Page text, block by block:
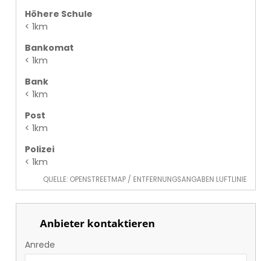
Höhere Schule
< 1km
Bankomat
< 1km
Bank
< 1km
Post
< 1km
Polizei
< 1km
QUELLE: OPENSTREETMAP / ENTFERNUNGSANGABEN LUFTLINIE
Anbieter kontaktieren
Anrede